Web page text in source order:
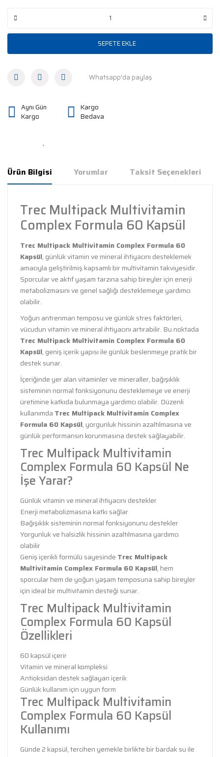
SEPETE EKLE
Whatsapp'da paylaş
Aynı Gün
Kargo
Kargo
Bedava
Ürün Bilgisi Yorumlar Taksit Seçenekleri
Trec Multipack Multivitamin
Complex Formula 60 Kapsül
Trec Multipack Multivitamin Complex Formula 60
Kapsül, günlük vitamin ve mineral ihtiyacını desteklemek
amacıyla geliştirilmiş kapsamlı bir multivitamin takviyesidir.
Sporcular ve aktif yaşam tarzına sahip bireyler için enerji
metabolizmasını ve genel sağlığı desteklemeye yardımcı
olabilir.
Yoğun antrenman temposu ve günlük stres faktörleri,
vücudun vitamin ve mineral ihtiyacını artırabilir. Bu noktada
Trec Multipack Multivitamin Complex Formula 60
Kapsül, geniş içerik yapısı ile günlük beslenmeye pratik bir
destek sunar.
İçeriğinde yer alan vitaminler ve mineraller, bağışıklık
sisteminin normal fonksiyonunu desteklemeye ve enerji
üretimine katkıda bulunmaya yardımcı olabilir. Düzenli
kullanımda Trec Multipack Multivitamin Complex
Formula 60 Kapsül, yorgunluk hissinin azaltılmasına ve
günlük performansın korunmasına destek sağlayabilir.
Trec Multipack Multivitamin
Complex Formula 60 Kapsül Ne
İşe Yarar?
Günlük vitamin ve mineral ihtiyacını destekler
Enerji metabolizmasına katkı sağlar
Bağışıklık sisteminin normal fonksiyonunu destekler
Yorgunluk ve halsizlik hissinin azaltılmasına yardımcı
olabilir
Geniş içerikli formülü sayesinde Trec Multipack
Multivitamin Complex Formula 60 Kapsül, hem
sporcular hem de yoğun yaşam temposuna sahip bireyler
için ideal bir multivitamin desteği sunar.
Trec Multipack Multivitamin
Complex Formula 60 Kapsül
Özellikleri
60 kapsül içerir
Vitamin ve mineral kompleksi
Antioksidan destek sağlayan içerik
Günlük kullanım için uygun form
Trec Multipack Multivitamin
Complex Formula 60 Kapsül
Kullanımı
Günde 2 kapsül, tercihen yemekle birlikte bir bardak su ile